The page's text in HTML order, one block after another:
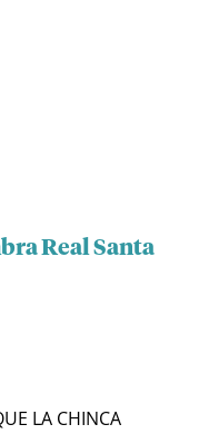
Real Santa
LA CHINCA